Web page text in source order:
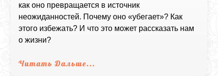
как оно превращается в источник
неожиданностей. Почему оно «убегает»? Как
этого избежать? И что это может рассказать нам
о жизни?
Читать Дальше...